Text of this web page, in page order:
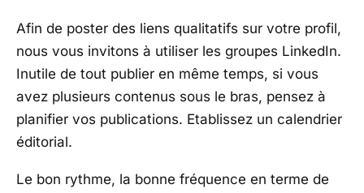
Afin de poster des liens qualitatifs sur votre profil,
nous vous invitons à utiliser les groupes LinkedIn.
Inutile de tout publier en même temps, si vous
avez plusieurs contenus sous le bras, pensez à
planifier vos publications. Etablissez un calendrier
éditorial.
Le bon rythme, la bonne fréquence en terme de